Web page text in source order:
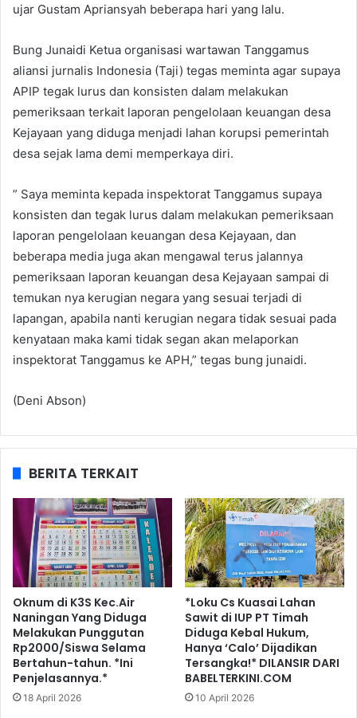
ujar Gustam Apriansyah beberapa hari yang lalu.
Bung Junaidi Ketua organisasi wartawan Tanggamus
aliansi jurnalis Indonesia (Taji) tegas meminta agar supaya
APIP tegak lurus dan konsisten dalam melakukan
pemeriksaan terkait laporan pengelolaan keuangan desa
Kejayaan yang diduga menjadi lahan korupsi pemerintah
desa sejak lama demi memperkaya diri.
” Saya meminta kepada inspektorat Tanggamus supaya
konsisten dan tegak lurus dalam melakukan pemeriksaan
laporan pengelolaan keuangan desa Kejayaan, dan
beberapa media juga akan mengawal terus jalannya
pemeriksaan laporan keuangan desa Kejayaan sampai di
temukan nya kerugian negara yang sesuai terjadi di
lapangan, apabila nanti kerugian negara tidak sesuai pada
kenyataan maka kami tidak segan akan melaporkan
inspektorat Tanggamus ke APH,” tegas bung junaidi.
(Deni Abson)
BERITA TERKAIT
Oknum di K3S Kec.Air
Naningan Yang Diduga
Melakukan Punggutan
Rp2000/Siswa Selama
Bertahun-tahun. *Ini
Penjelasannya.*
18 April 2026
*Loku Cs Kuasai Lahan
Sawit di IUP PT Timah
Diduga Kebal Hukum,
Hanya ‘Calo’ Dijadikan
Tersangka!* DILANSIR DARI
BABELTERKINI.COM
10 April 2026